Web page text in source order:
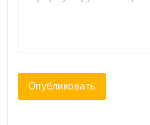
Опубликовать